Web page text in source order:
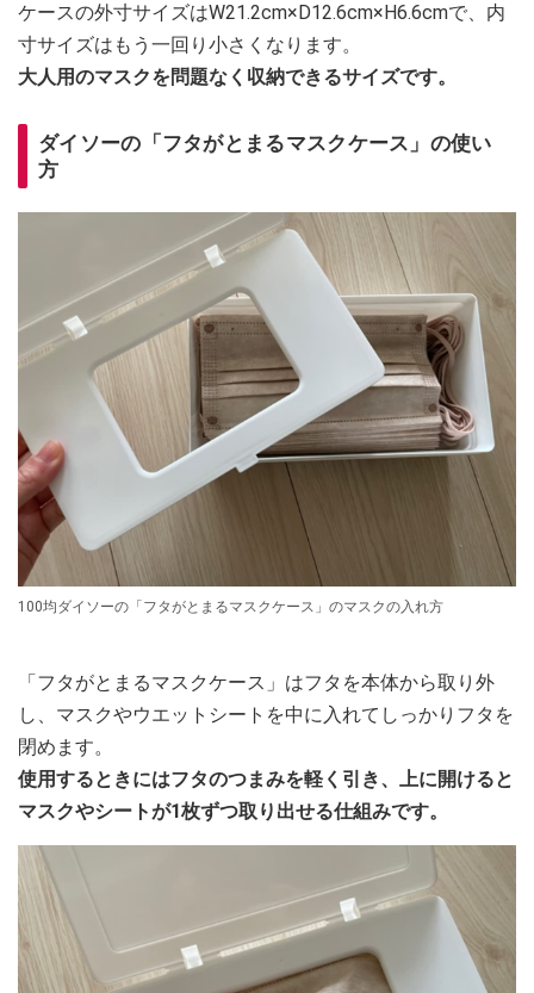
ケースの外寸サイズはW21.2cm×D12.6cm×H6.6cmで、内
寸サイズはもう一回り小さくなります。
大人用のマスクを問題なく収納できるサイズです。
ダイソーの「フタがとまるマスクケース」の使い
方
100均ダイソーの「フタがとまるマスクケース」のマスクの入れ方
「フタがとまるマスクケース」はフタを本体から取り外
し、マスクやウエットシートを中に入れてしっかりフタを
閉めます。
使用するときにはフタのつまみを軽く引き、上に開けると
マスクやシートが1枚ずつ取り出せる仕組みです。